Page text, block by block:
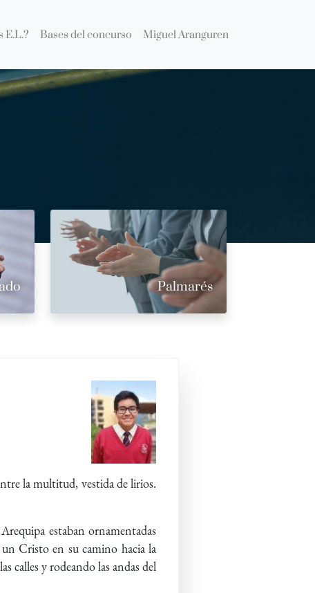
E.L.? Bases del concurso Miguel Aranguren
Palmarés
la multitud, vestida de lirios.
estaban ornamentadas
un Cristo en su camino hacia la
calles y rodeando las andas del